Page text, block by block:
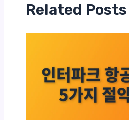
Related Posts